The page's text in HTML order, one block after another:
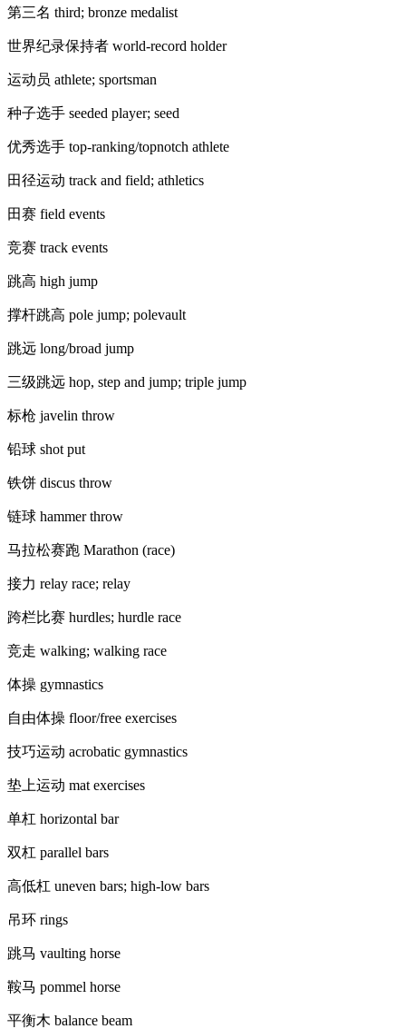
第三名 third; bronze medalist
世界纪录保持者 world-record holder
运动员 athlete; sportsman
种子选手 seeded player; seed
优秀选手 top-ranking/topnotch athlete
田径运动 track and field; athletics
田赛 field events
竞赛 track events
跳高 high jump
撑杆跳高 pole jump; polevault
跳远 long/broad jump
三级跳远 hop, step and jump; triple jump
标枪 javelin throw
铅球 shot put
铁饼 discus throw
链球 hammer throw
马拉松赛跑 Marathon (race)
接力 relay race; relay
跨栏比赛 hurdles; hurdle race
竞走 walking; walking race
体操 gymnastics
自由体操 floor/free exercises
技巧运动 acrobatic gymnastics
垫上运动 mat exercises
单杠 horizontal bar
双杠 parallel bars
高低杠 uneven bars; high-low bars
吊环 rings
跳马 vaulting horse
鞍马 pommel horse
平衡木 balance beam